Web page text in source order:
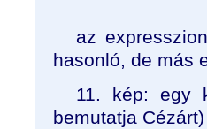
az
hasonló, de más
11. kép: egy
bemutatja Cézárt)